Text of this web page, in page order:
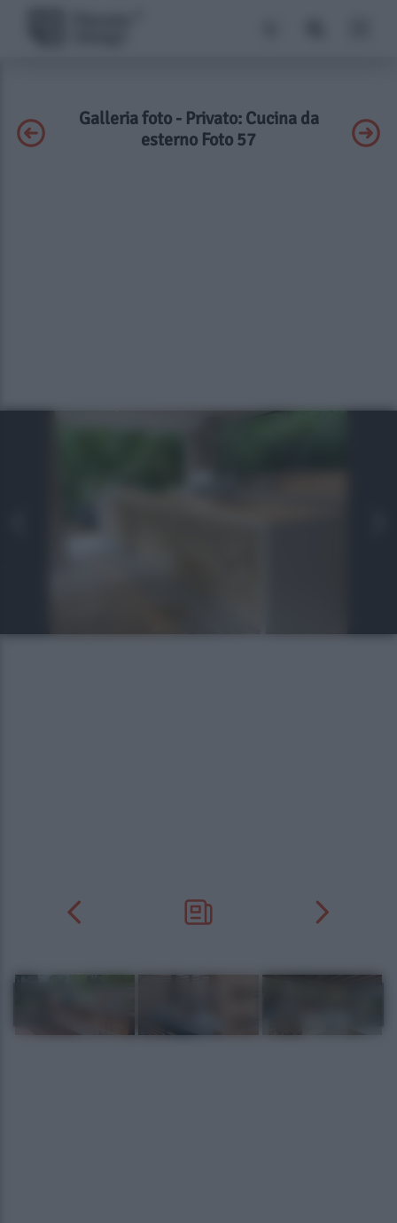
Galleria foto - Privato: Cucina da
esterno Foto 57